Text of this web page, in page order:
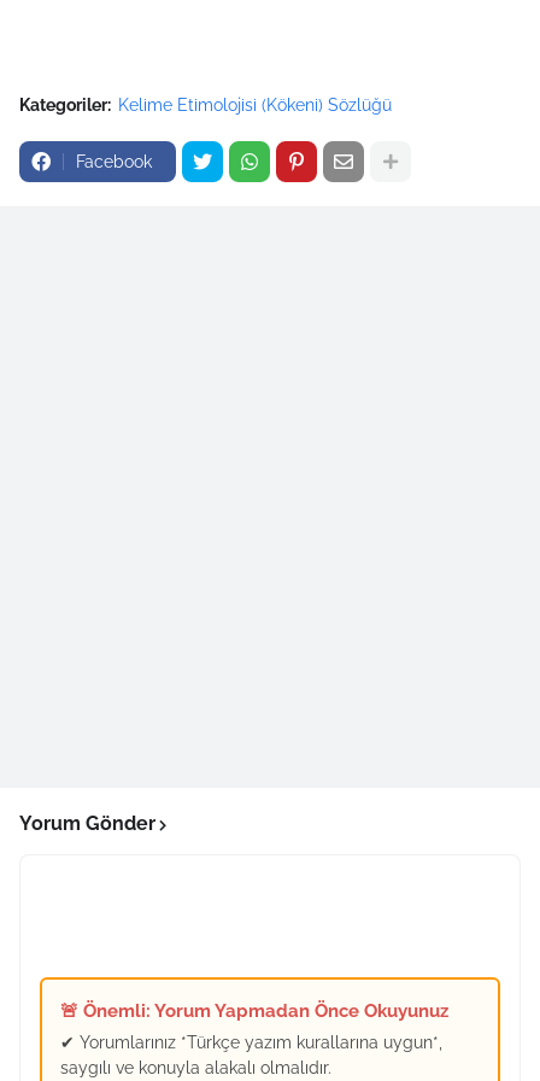
Kategoriler: Kelime Etimolojisi (Kökeni) Sözlüğü
Facebook
Yorum Gönder
🚨 Önemli: Yorum Yapmadan Önce Okuyunuz
✔ Yorumlarınız *Türkçe yazım kurallarına uygun*,
saygılı ve konuyla alakalı olmalıdır.